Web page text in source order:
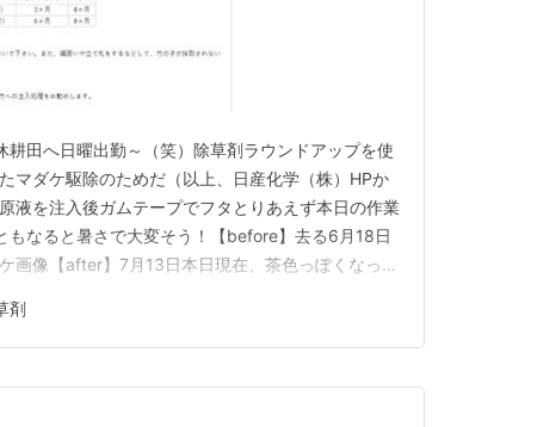
田へ日曜出勤～（笑）除草剤ラウンドアップを使
マダケ駆除のためだ（以上、日産化学（株）HPか
液を注入後ガムテープでフタとりあえず本日の作業
もなると暑さで大変そう！【before】去る6月18日
画像【after】7月13日本日現在、茶色っぽくなった
剤